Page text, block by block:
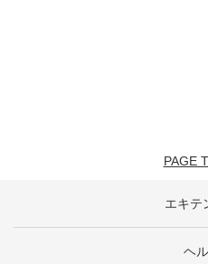
PAGE
エキテ
ヘ